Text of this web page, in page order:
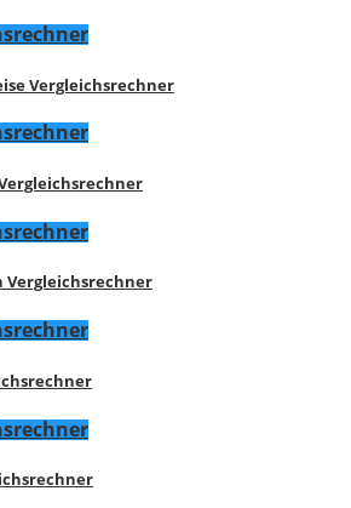
Vergleichsrechner
Vergleichsrechner